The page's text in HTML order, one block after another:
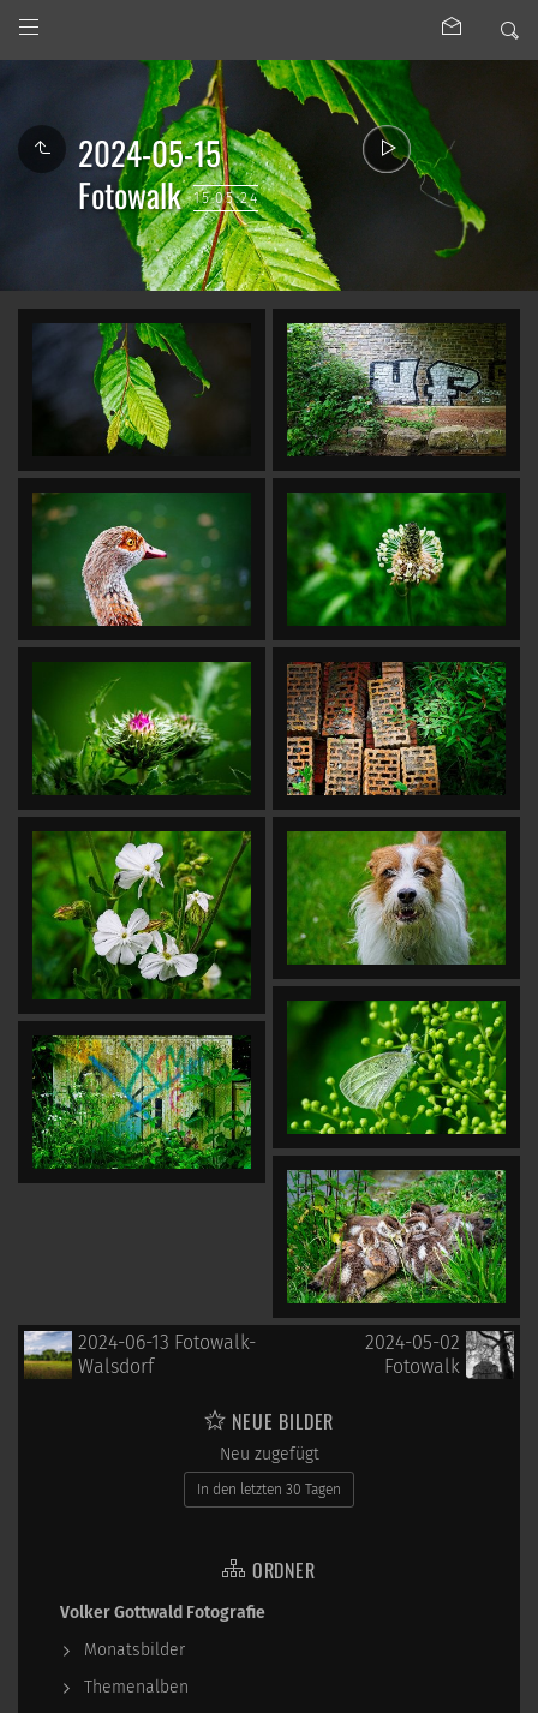
2024-05-15
Fotowalk
15.05.24
2024-06-13 Fotowalk-
Walsdorf
2024-05-02
Fotowalk
NEUE BILDER
Neu zugefügt
In den letzten 30 Tagen
ORDNER
Volker Gottwald Fotografie
Monatsbilder
Themenalben